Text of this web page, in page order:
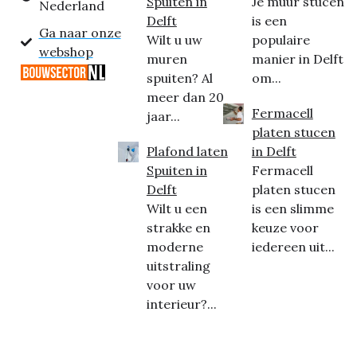
Nederland
Ga naar onze
webshop
Delft
Wilt u uw
muren
spuiten? Al
meer dan 20
jaar...
Plafond laten
Spuiten in
Delft
Wilt u een
strakke en
moderne
uitstraling
voor uw
interieur?...
is een
populaire
manier in Delft
om...
Fermacell
platen stucen
in Delft
Fermacell
platen stucen
is een slimme
keuze voor
iedereen uit...